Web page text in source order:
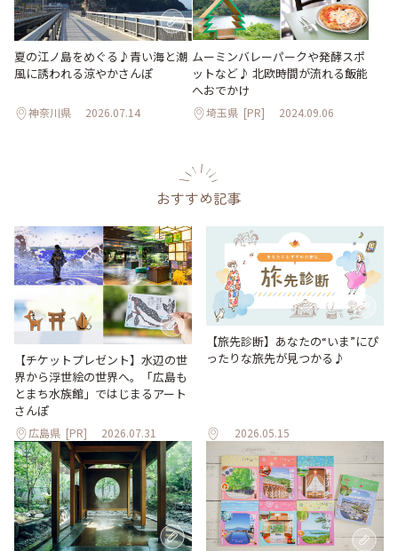
夏の江ノ島をめぐる♪青い海と潮
風に誘われる涼やかさんぽ
神奈川県 2026.07.14
ムーミンバレーパークや発酵スポ
ットなど♪ 北欧時間が流れる飯能
へおでかけ
埼玉県 [PR] 2024.09.06
おすすめ記事
【チケットプレゼント】水辺の世
界から浮世絵の世界へ。「広島も
とまち水族館」ではじまるアート
さんぽ
広島県 [PR] 2026.07.31
【旅先診断】あなたの“いま”にぴ
ったりな旅先が見つかる♪
2026.05.15